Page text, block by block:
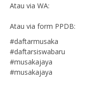
Atau via WA:
Atau via form PPDB:
#daftarmusaka
#daftarsiswabaru
#musakajaya
#musakajaya